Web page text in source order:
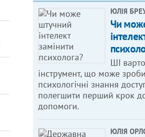
ЮЛІЯ
Чи
ШІ
інструмент, що може
психологічні знання
полегшити перший крок
допомоги.
ЮЛІЯ